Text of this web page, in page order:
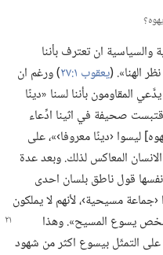
والسياسية ان تعترف بأننا
الهنا».‏ (‏يعقوب ١:‏٢٧
‏)‏ ورغم ان
تُمارس في ٢٣٤ بلدا،‏ يدَّعي المقاومون بأننا لسنا «دينًا
فقبيل محفل اممي سنة ١٩٩٨،‏ اقتبست صحيفة في اثينا ادِّعاء
ليسوا ‹دينًا معروفا›»،‏ على
المعاكس لذلك.‏ وبعد عدة
قول ناطق بلسان احدى
مسيحية›،‏ لأنهم لا يملكون
يسوع المسيح».‏ وهذا
التمثّل بيسوع اكثر من شهود